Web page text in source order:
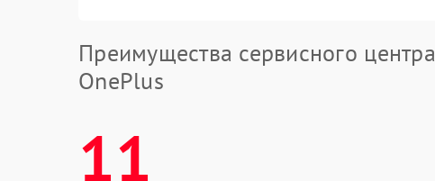
Преимущества сервисного центра
OnePlus
11